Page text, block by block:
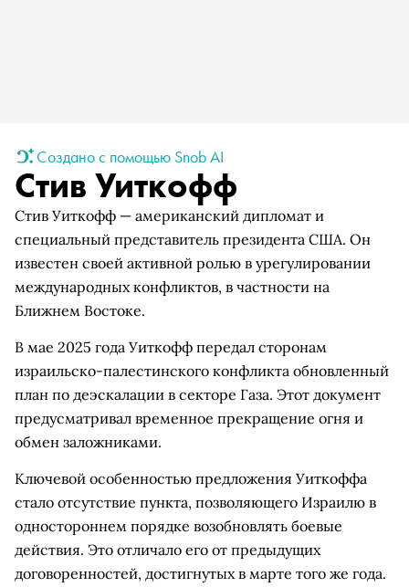
Создано с помощью Snob AI
Стив Уиткофф
Стив Уиткофф — американский дипломат и
специальный представитель президента США. Он
известен своей активной ролью в урегулировании
международных конфликтов, в частности на
Ближнем Востоке.
В мае 2025 года Уиткофф передал сторонам
израильско-палестинского конфликта обновленный
план по деэскалации в секторе Газа. Этот документ
предусматривал временное прекращение огня и
обмен заложниками.
Ключевой особенностью предложения Уиткоффа
стало отсутствие пункта, позволяющего Израилю в
одностороннем порядке возобновлять боевые
действия. Это отличало его от предыдущих
договоренностей, достигнутых в марте того же года.